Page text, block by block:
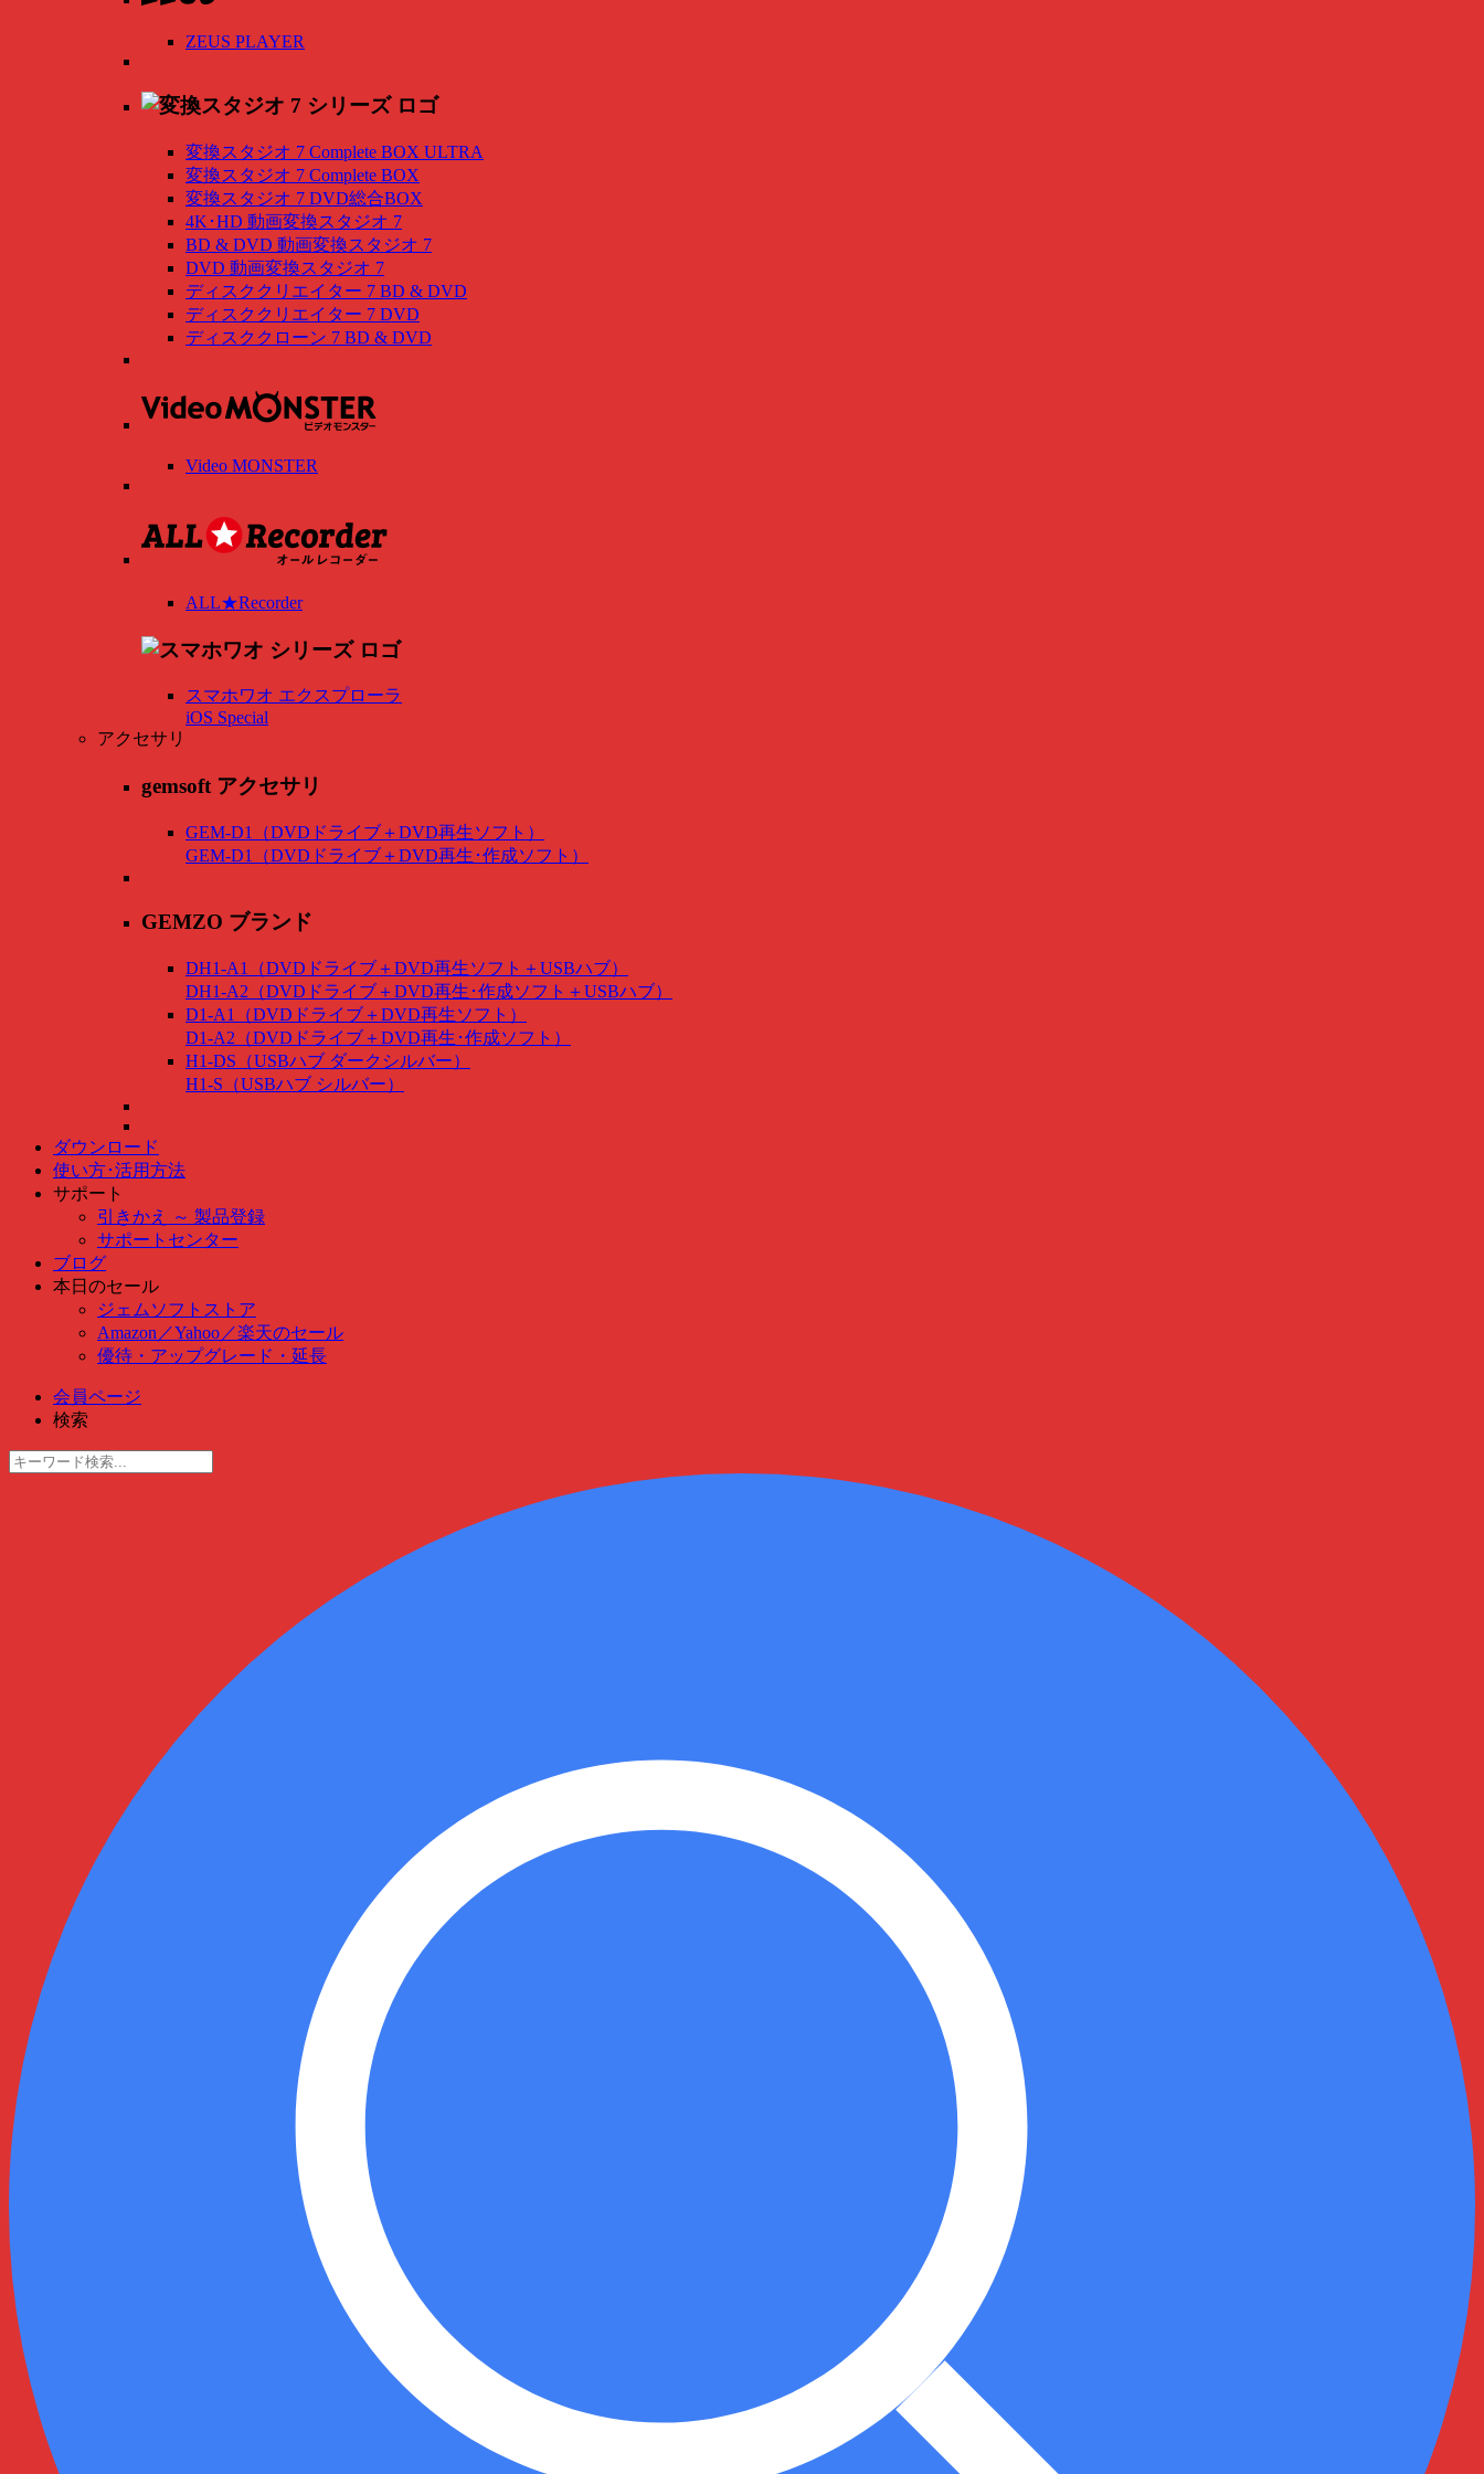
ZEUS PLAYER
変換スタジオ 7 Complete BOX ULTRA
変換スタジオ 7 Complete BOX
変換スタジオ 7 DVD総合BOX
4K･HD 動画変換スタジオ 7
BD & DVD 動画変換スタジオ 7
DVD 動画変換スタジオ 7
ディスククリエイター 7 BD & DVD
ディスククリエイター 7 DVD
ディスククローン 7 BD & DVD
Video MONSTER
ALL★Recorder
スマホワオ エクスプローラ
iOS Special
アクセサリ
gemsoft アクセサリ
GEM-D1（DVDドライブ＋DVD再生ソフト）
GEM-D1（DVDドライブ＋DVD再生･作成ソフト）
GEMZO ブランド
DH1-A1（DVDドライブ＋DVD再生ソフト＋USBハブ）
DH1-A2（DVDドライブ＋DVD再生･作成ソフト＋USBハブ）
D1-A1（DVDドライブ＋DVD再生ソフト）
D1-A2（DVDドライブ＋DVD再生･作成ソフト）
H1-DS（USBハブ ダークシルバー）
H1-S（USBハブ シルバー）
ダウンロード
使い方･活用方法
サポート
引きかえ ～ 製品登録
サポートセンター
ブログ
本日のセール
ジェムソフトストア
Amazon ／Yahoo ／楽天のセール
優待・アップグレード・延長
会員ページ
検索